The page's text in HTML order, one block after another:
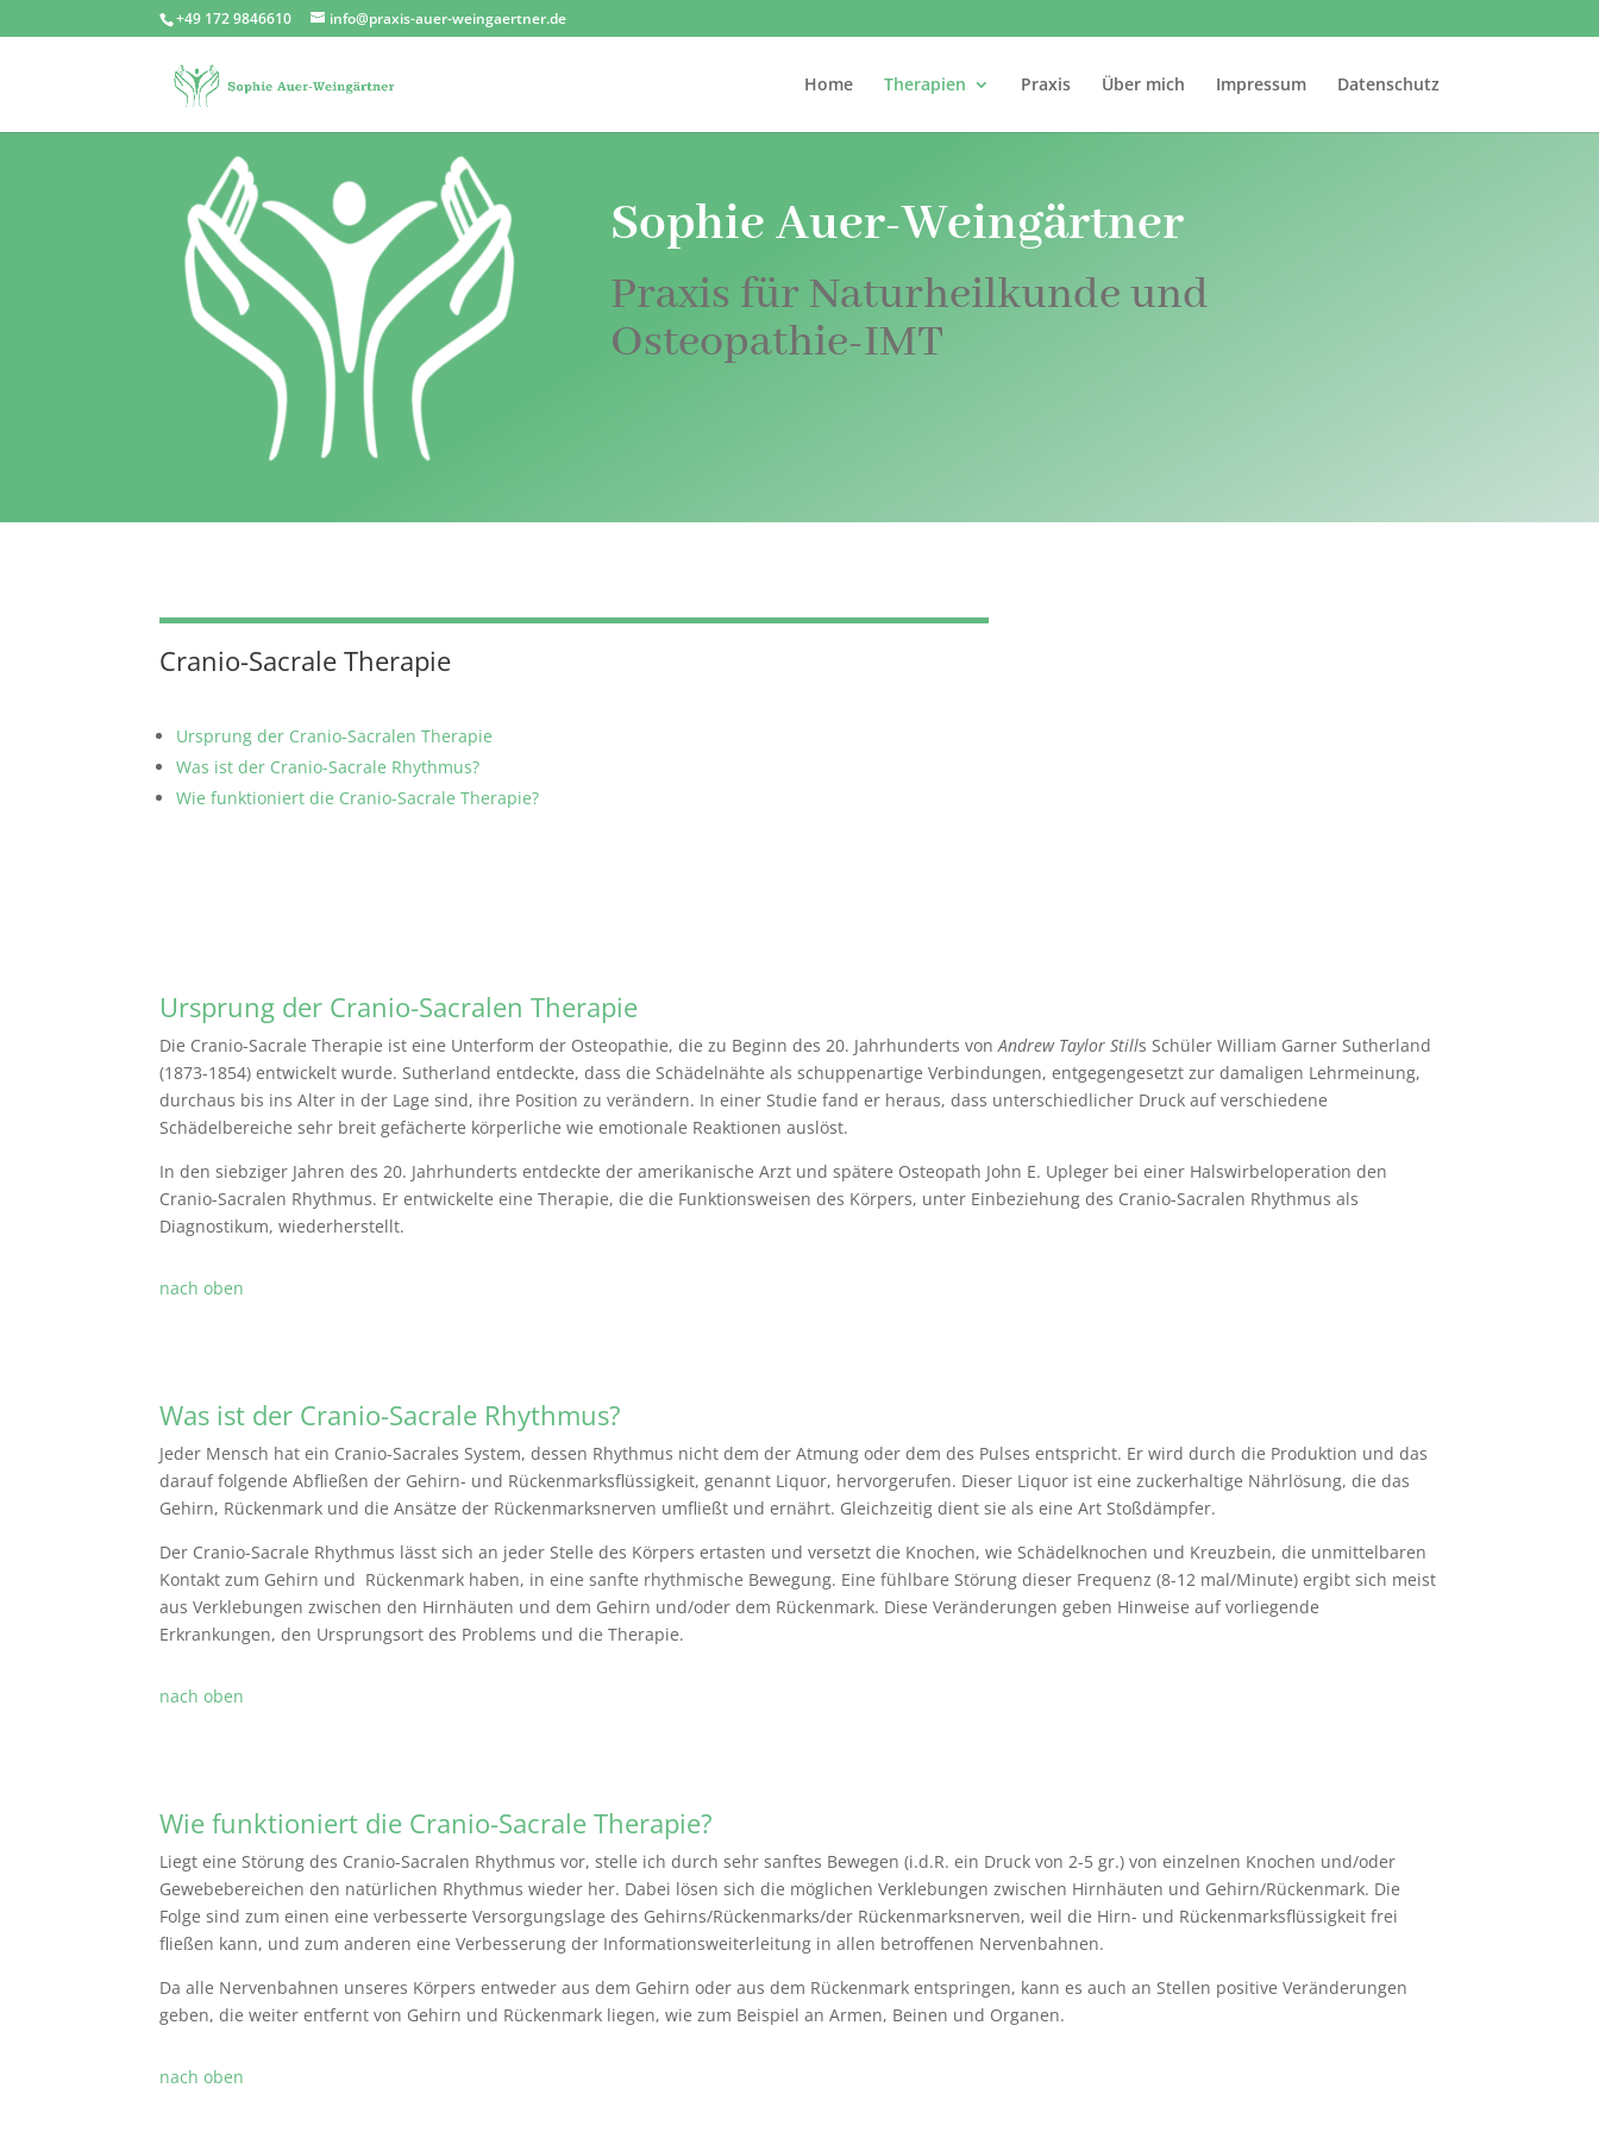
+49 172 9846610 info@praxis-auer-weingaertner.de
Home Therapien Praxis Über mich Impressum Datenschutz
Sophie Auer-Weingärtner
Praxis für Naturheilkunde und
Osteopathie-IMT
Cranio-Sacrale Therapie
Ursprung der Cranio-Sacralen Therapie
Was ist der Cranio-Sacrale Rhythmus?
Wie funktioniert die Cranio-Sacrale Therapie?
Ursprung der Cranio-Sacralen Therapie
Die Cranio-Sacrale Therapie ist eine Unterform der Osteopathie, die zu Beginn des 20. Jahrhunderts vonAndrew Taylor Stills Schüler William Garner Sutherland
(1873-1854) entwickelt wurde. Sutherland entdeckte, dass die Schädelnähte als schuppenartige Verbindungen, entgegengesetzt zur damaligen Lehrmeinung,
durchaus bis ins Alter in der Lage sind, ihre Position zu verändern. In einer Studie fand er heraus, dass unterschiedlicher Druck auf verschiedene
Schädelbereiche sehr breit gefächerte körperliche wie emotionale Reaktionen auslöst.
In den siebziger Jahren des 20. Jahrhunderts entdeckte der amerikanische Arzt und spätere Osteopath John E. Upleger bei einer Halswirbeloperation den
Cranio-Sacralen Rhythmus. Er entwickelte eine Therapie, die die Funktionsweisen des Körpers, unter Einbeziehung des Cranio-Sacralen Rhythmus als
Diagnostikum, wiederherstellt.
nach oben
Was ist der Cranio-Sacrale Rhythmus?
Jeder Mensch hat ein Cranio-Sacrales System, dessen Rhythmus nicht dem der Atmung oder dem des Pulses entspricht. Er wird durch die Produktion und das
darauf folgende Abfließen der Gehirn- und Rückenmarksflüssigkeit, genannt Liquor, hervorgerufen. Dieser Liquor ist eine zuckerhaltige Nährlösung, die das
Gehirn, Rückenmark und die Ansätze der Rückenmarksnerven umfließt und ernährt. Gleichzeitig dient sie als eine Art Stoßdämpfer.
Der Cranio-Sacrale Rhythmus lässt sich an jeder Stelle des Körpers ertasten und versetzt die Knochen, wie Schädelknochen und Kreuzbein, die unmittelbaren
Kontakt zum Gehirn und Rückenmark haben, in eine sanfte rhythmische Bewegung. Eine fühlbare Störung dieser Frequenz (8-12 mal/Minute) ergibt sich meist
aus Verklebungen zwischen den Hirnhäuten und dem Gehirn und/oder dem Rückenmark. Diese Veränderungen geben Hinweise auf vorliegende
Erkrankungen, den Ursprungsort des Problems und die Therapie.
nach oben
Wie funktioniert die Cranio-Sacrale Therapie?
Liegt eine Störung des Cranio-Sacralen Rhythmus vor, stelle ich durch sehr sanftes Bewegen (i.d.R. ein Druck von 2-5 gr.) von einzelnen Knochen und/oder
Gewebebereichen den natürlichen Rhythmus wieder her. Dabei lösen sich die möglichen Verklebungen zwischen Hirnhäuten und Gehirn/Rückenmark. Die
Folge sind zum einen eine verbesserte Versorgungslage des Gehirns/Rückenmarks/der Rückenmarksnerven, weil die Hirn- und Rückenmarksflüssigkeit frei
fließen kann, und zum anderen eine Verbesserung der Informationsweiterleitung in allen betroffenen Nervenbahnen.
Da alle Nervenbahnen unseres Körpers entweder aus dem Gehirn oder aus dem Rückenmark entspringen, kann es auch an Stellen positive Veränderungen
geben, die weiter entfernt von Gehirn und Rückenmark liegen, wie zum Beispiel an Armen, Beinen und Organen.
nach oben